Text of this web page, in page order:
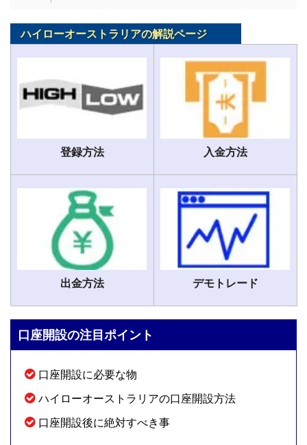
ハイローオーストラリアの解説ページ
登録方法 入金方法
出金方法 デモトレード
口座開設の注目ポイント
口座開設に必要な物
ハイローオーストラリアの口座開設方法
口座開設後に絶対すべき事